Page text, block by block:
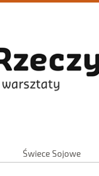
Świece Sojowe